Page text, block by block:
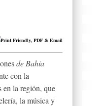
de Bahia
con la
en la región, que
la música y